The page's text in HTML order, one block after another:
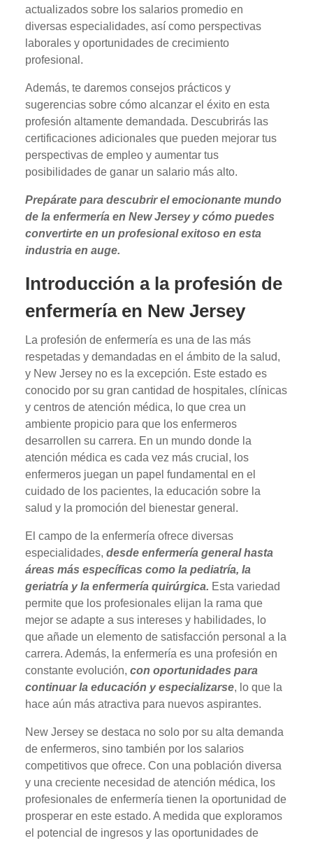
actualizados sobre los salarios promedio en
diversas especialidades, así como perspectivas
laborales y oportunidades de crecimiento
profesional.
Además, te daremos consejos prácticos y
sugerencias sobre cómo alcanzar el éxito en esta
profesión altamente demandada. Descubrirás las
certificaciones adicionales que pueden mejorar tus
perspectivas de empleo y aumentar tus
posibilidades de ganar un salario más alto.
Prepárate para descubrir el emocionante mundo
de la enfermería en New Jersey y cómo puedes
convertirte en un profesional exitoso en esta
industria en auge.
Introducción a la profesión de
enfermería en New Jersey
La profesión de enfermería es una de las más
respetadas y demandadas en el ámbito de la salud,
y New Jersey no es la excepción. Este estado es
conocido por su gran cantidad de hospitales, clínicas
y centros de atención médica, lo que crea un
ambiente propicio para que los enfermeros
desarrollen su carrera. En un mundo donde la
atención médica es cada vez más crucial, los
enfermeros juegan un papel fundamental en el
cuidado de los pacientes, la educación sobre la
salud y la promoción del bienestar general.
El campo de la enfermería ofrece diversas
especialidades,desde enfermería general hasta
áreas más específicas como la pediatría, la
geriatría y la enfermería quirúrgica. Esta variedad
permite que los profesionales elijan la rama que
mejor se adapte a sus intereses y habilidades, lo
que añade un elemento de satisfacción personal a la
carrera. Además, la enfermería es una profesión en
constante evolución,con oportunidades para
continuar la educación y especializarse, lo que la
hace aún más atractiva para nuevos aspirantes.
New Jersey se destaca no solo por su alta demanda
de enfermeros, sino también por los salarios
competitivos que ofrece. Con una población diversa
y una creciente necesidad de atención médica, los
profesionales de enfermería tienen la oportunidad de
prosperar en este estado. A medida que exploramos
el potencial de ingresos y las oportunidades de